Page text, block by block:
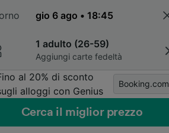
1 adulto (26-59)
Aggiungi carte fedeltà
al 20% di sconto
alloggi con Genius
Booking.com
Cerca il miglior prezzo